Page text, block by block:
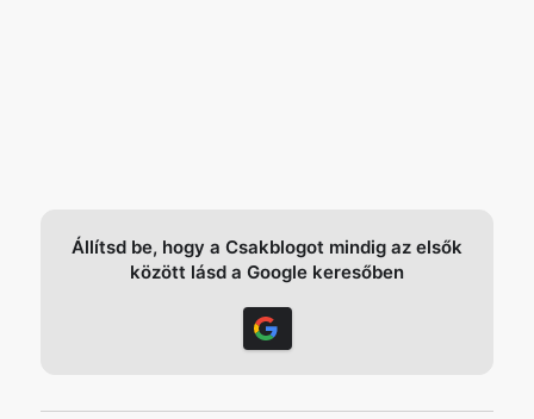
Állítsd be, hogy a Csakblogot mindig az elsők
között lásd a Google keresőben